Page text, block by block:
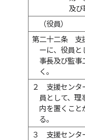
及び
（役員）
第二十二条
支
ーに、役員と
事長及び監事
く。
２
支援センタ
員として、理
内を置くこと
る。
３
支援センタ